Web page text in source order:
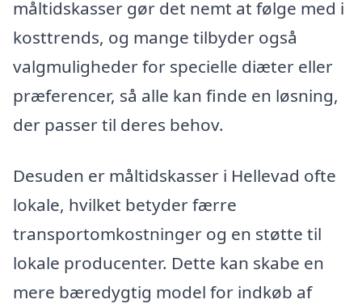
måltidskasser gør det nemt at følge med i
kosttrends, og mange tilbyder også
valgmuligheder for specielle diæter eller
præferencer, så alle kan finde en løsning,
der passer til deres behov.
Desuden er måltidskasser i Hellevad ofte
lokale, hvilket betyder færre
transportomkostninger og en støtte til
lokale producenter. Dette kan skabe en
mere bæredygtig model for indkøb af